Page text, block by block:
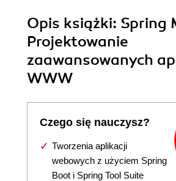
Opis książki: Spring
Projektowanie
zaawansowanych
WWW
Czego się nauczysz?
Tworzenia aplikacji
webowych z użyciem Spring
Boot i Spring Tool Suite